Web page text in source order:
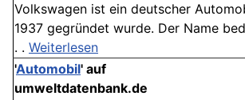
Volkswagen ist ein deutscher
1937 gegründet wurde. Der Name
. . Weiterlesen
'Automobil' auf
umweltdatenbank.de